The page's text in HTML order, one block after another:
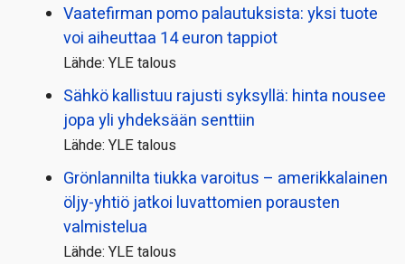
Vaatefirman pomo palautuksista: yksi tuote
voi aiheuttaa 14 euron tappiot
Lähde: YLE talous
Sähkö kallistuu rajusti syksyllä: hinta nousee
jopa yli yhdeksään senttiin
Lähde: YLE talous
Grönlannilta tiukka varoitus – amerikkalainen
öljy-yhtiö jatkoi luvattomien porausten
valmistelua
Lähde: YLE talous